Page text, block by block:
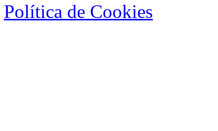
Política de Cookies